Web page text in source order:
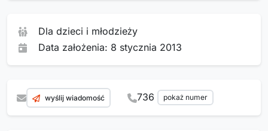
Dla dzieci i młodzieży
Data założenia: 8 stycznia 2013
wyślij wiadomość 736 pokaż numer